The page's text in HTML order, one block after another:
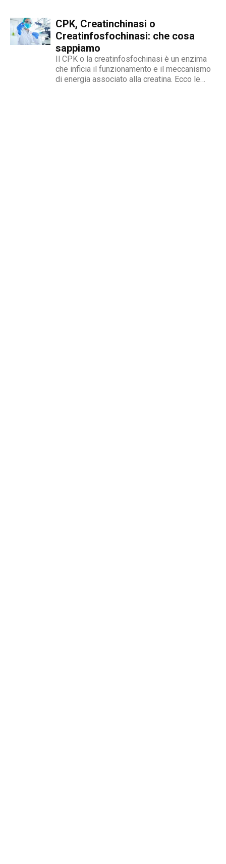
CPK, Creatinchinasi o
Creatinfosfochinasi: che cosa
sappiamo
Il CPK o la creatinfosfochinasi è un enzima
che inficia il funzionamento e il meccanismo
di energia associato alla creatina. Ecco le